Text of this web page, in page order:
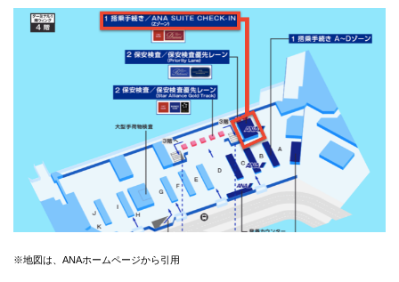
※地図は、ANAホームページから引用